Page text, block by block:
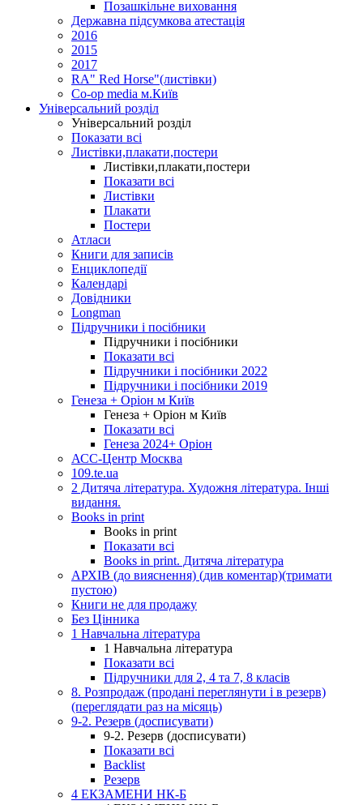
Позашкільне виховання
Державна підсумкова атестація
2016
2015
2017
RA" Red Horse"(листівки)
Co-op media м.Київ
Універсальний розділ
Універсальний розділ
Показати всі
Листівки,плакати,постери
Листівки,плакати,постери
Показати всі
Листівки
Плакати
Постери
Атласи
Книги для записів
Енциклопедії
Календарі
Довідники
Longman
Підручники і посібники
Підручники і посібники
Показати всі
Підручники і посібники 2022
Підручники і посібники 2019
Генеза + Оріон м Київ
Генеза + Оріон м Київ
Показати всі
Генеза 2024+ Оріон
АСС-Центр Москва
109.te.ua
2 Дитяча література. Художня література. Інші
видання.
Books in print
Books in print
Показати всі
Books in print. Дитяча література
АРХІВ (до вияснення) (див коментар)(тримати
пустою)
Книги не для продажу
Без Цінника
1 Навчальна література
1 Навчальна література
Показати всі
Підручники для 2, 4 та 7, 8 класів
8. Розпродаж (продані переглянути і в резерв)
(переглядати раз на місяць)
9-2. Резерв (досписувати)
9-2. Резерв (досписувати)
Показати всі
Backlist
Резерв
4 ЕКЗАМЕНИ НК-Б